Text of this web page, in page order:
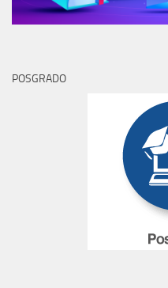
POSGRADO